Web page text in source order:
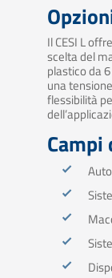
Il CESI L
scelta del
plastico da
una
flessibilità
Campi